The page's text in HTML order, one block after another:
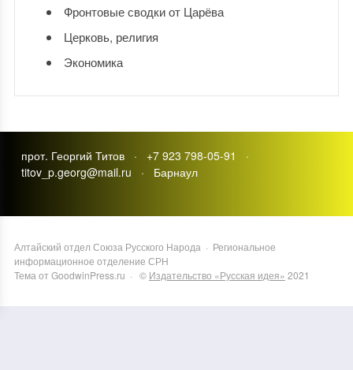
Фронтовые сводки от Царёва
Церковь, религия
Экономика
прот. Георгий Титов · +7 923 798-05-91 ·
titov_p.georg@mail.ru · Барнаул
Алтайский отдел Союза Русского Народа · Региональное
информационное отделение СРН
Тема от GoodwinPress.ru · © Издательство «Русская идея» 2021